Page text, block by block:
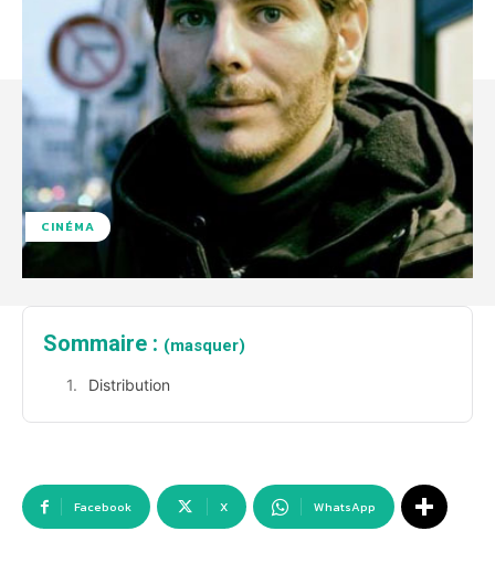
CINÉMA
Sommaire : (masquer)
Distribution
Facebook X WhatsApp